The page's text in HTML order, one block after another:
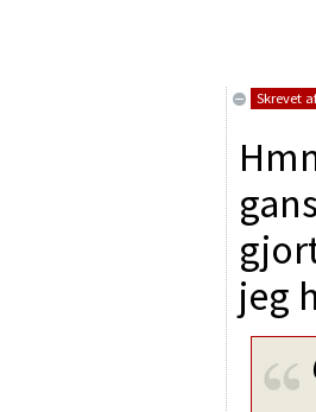
Skrevet
jeg